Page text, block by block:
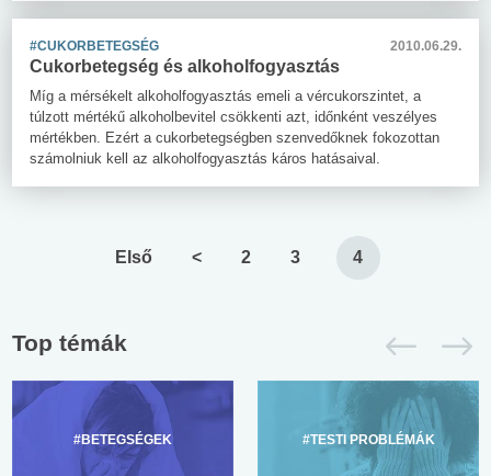
#CUKORBETEGSÉG 2010.06.29.
Cukorbetegség és alkoholfogyasztás
Míg a mérsékelt alkoholfogyasztás emeli a vércukorszintet, a
túlzott mértékű alkoholbevitel csökkenti azt, időnként veszélyes
mértékben. Ezért a cukorbetegségben szenvedőknek fokozottan
számolniuk kell az alkoholfogyasztás káros hatásaival.
Első < 2 3 4
Top témák
#BETEGSÉGEK #TESTI PROBLÉMÁK